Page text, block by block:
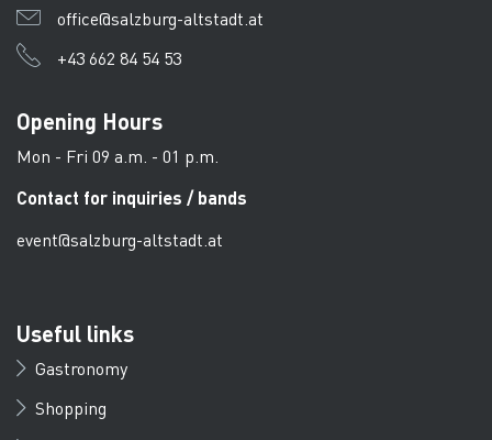
office@salzburg-altstadt.at
+43 662 84 54 53
Opening Hours
Mon - Fri 09 a.m. - 01 p.m.
Contact for inquiries / bands
event@salzburg-altstadt.at
Useful links
Gastronomy
Shopping